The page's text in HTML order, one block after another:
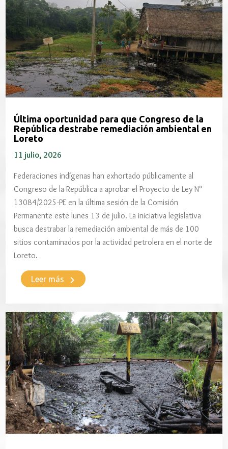
Última oportunidad para que Congreso de la
República destrabe remediación ambiental en
Loreto
11 julio, 2026
Federaciones indígenas han exhortado públicamente al
Congreso de la República a aprobar el Proyecto de Ley N°
13084/2025-PE en la última sesión de la Comisión
Permanente este lunes 13 de julio. La iniciativa legislativa
busca destrabar la remediación ambiental de más de 100
sitios contaminados por la actividad petrolera en el norte de
Loreto.
Leer más keyboard_arrow_right